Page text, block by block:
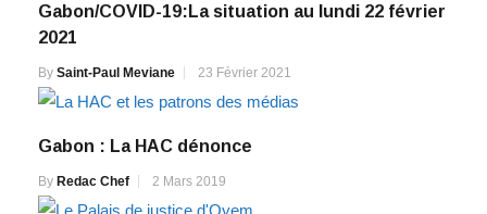
Gabon/COVID-19:La situation au lundi 22 février
2021
By Saint-Paul Meviane 23 Février 2021
Gabon : La HAC dénonce
By Redac Chef 2 Mars 2019